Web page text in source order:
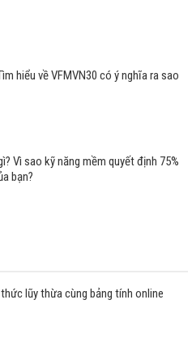
hiểu về VFMVN30 có ý nghĩa ra sao
Vì sao kỹ năng mềm quyết định 75%
bạn?
lũy thừa cùng bảng tính online